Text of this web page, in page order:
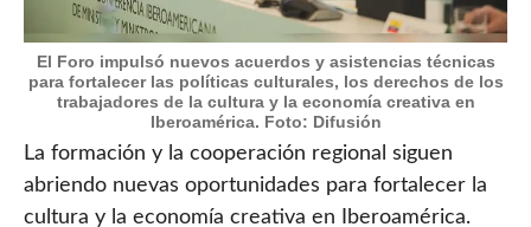
El Foro impulsó nuevos acuerdos y asistencias técnicas
para fortalecer las políticas culturales, los derechos de los
trabajadores de la cultura y la economía creativa en
Iberoamérica. Foto: Difusión
La formación y la cooperación regional siguen
abriendo nuevas oportunidades para fortalecer la
cultura y la economía creativa en Iberoamérica.